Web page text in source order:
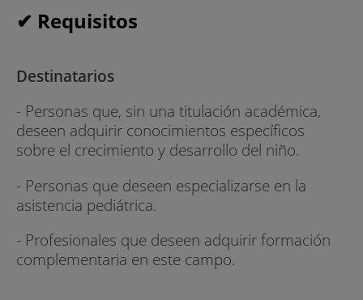
✔ Requisitos
Destinatarios
- Personas que, sin una titulación académica,
deseen adquirir conocimientos específicos
sobre el crecimiento y desarrollo del niño.
- Personas que deseen especializarse en la
asistencia pediátrica.
- Profesionales que deseen adquirir formación
complementaria en este campo.